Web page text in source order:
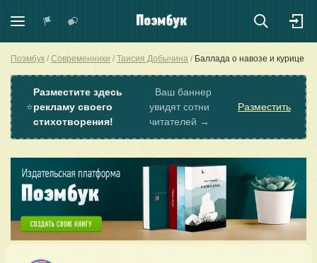
Поэмбук Современники Таисия Добычина Баллада о навозе и курице
⭐
Разместите здесь
рекламу своего
стихотворения!
Ваш баннер
увидят сотни
читателей →
Разместить